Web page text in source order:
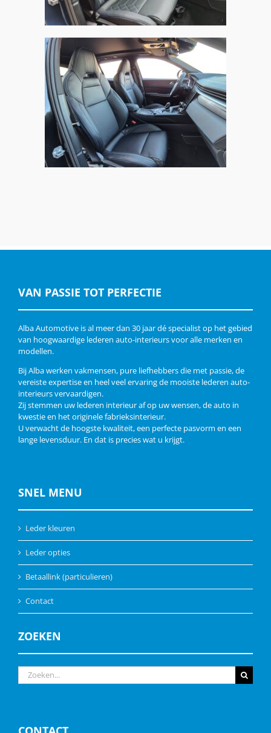
Lynk & Co 01, Alba Nappa eco-leather® Zwart
VAN PASSIE TOT PERFECTIE
Alba Automotive is al meer dan 30 jaar dé specialist op het gebied
van hoogwaardige lederen auto-interieurs voor alle merken en
modellen.
Bij Alba werken vakmensen, pure liefhebbers die met passie, de
vereiste expertise en heel veel ervaring de mooiste lederen auto-
interieurs vervaardigen.
Zij stemmen uw lederen interieur af op uw wensen, de auto in
kwestie en het originele fabrieksinterieur.
U verwacht de hoogste kwaliteit, een perfecte pasvorm en een
lange levensduur. En dat is precies wat u krijgt.
SNEL MENU
Leder kleuren
Leder opties
Betaallink (particulieren)
Contact
ZOEKEN
Zoeken
naar: